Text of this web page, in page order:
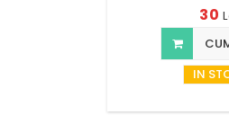
30
IN